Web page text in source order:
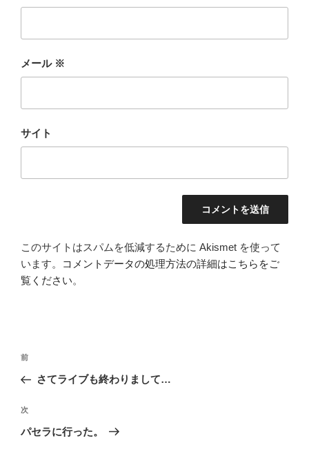
メール ※
サイト
このサイトはスパムを低減するために Akismet を使って
います。
コメントデータの処理方法の詳細はこちらをご
覧ください。
投
ナ
ビ
ゲ
前
の
稿
前
さてライブも終わりまして…
次
の
次
パセラに行った。